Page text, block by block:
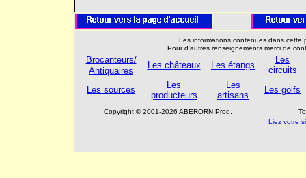
Les informations contenues dans
Pour d'autres renseignements merci de
Brocanteurs/
Antiquaires
Les châteaux Les étangs
Les
circuits
Les sources
Les
producteurs
Les
artisans
Les golfs
Copyright © 2001-2026 ABERORN Prod.
Liez votre